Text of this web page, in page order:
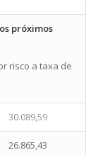
próximos
risco a taxa de
30.089,59
26.865,43